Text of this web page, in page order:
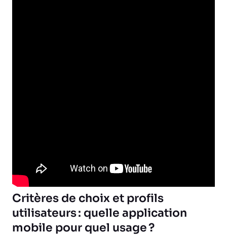
Critères de choix et profils
utilisateurs : quelle application
mobile pour quel usage ?